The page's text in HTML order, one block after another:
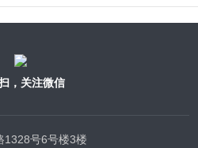
，关注微信
1328号6号楼3楼